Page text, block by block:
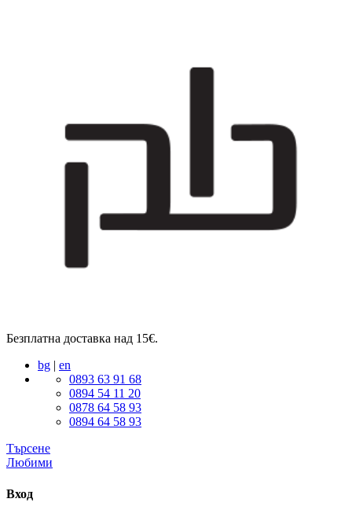
Безплатна доставка над 15€.
bg | en
0893 63 91 68
0894 54 11 20
0878 64 58 93
0894 64 58 93
Търсене
Любими
Вход